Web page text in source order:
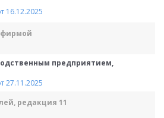
16.12.2025
предприятием,
27.11.2025
редакция 11